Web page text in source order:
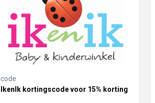
code
IkenIk kortingscode voor 15% korting